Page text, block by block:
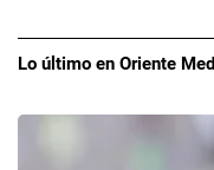
Lo último en Oriente